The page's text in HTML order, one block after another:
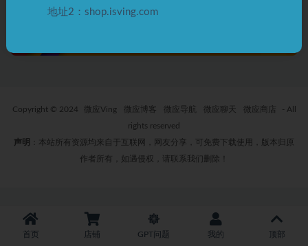
Copyright © 2024 微应Ving 微应博客 微应导航 微应聊天 微应商店
- All
rights reserved
声明
：本站所有资源均来自于互联网，网友分享，可免费下载使用，版本归原
作者所有，如遇侵权，请联系我们删除！
首页 店铺 GPT问题 我的 顶部
地址2：shop.isving.com